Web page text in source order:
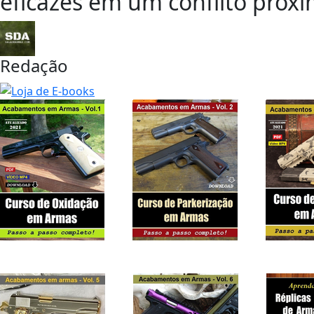
Redação